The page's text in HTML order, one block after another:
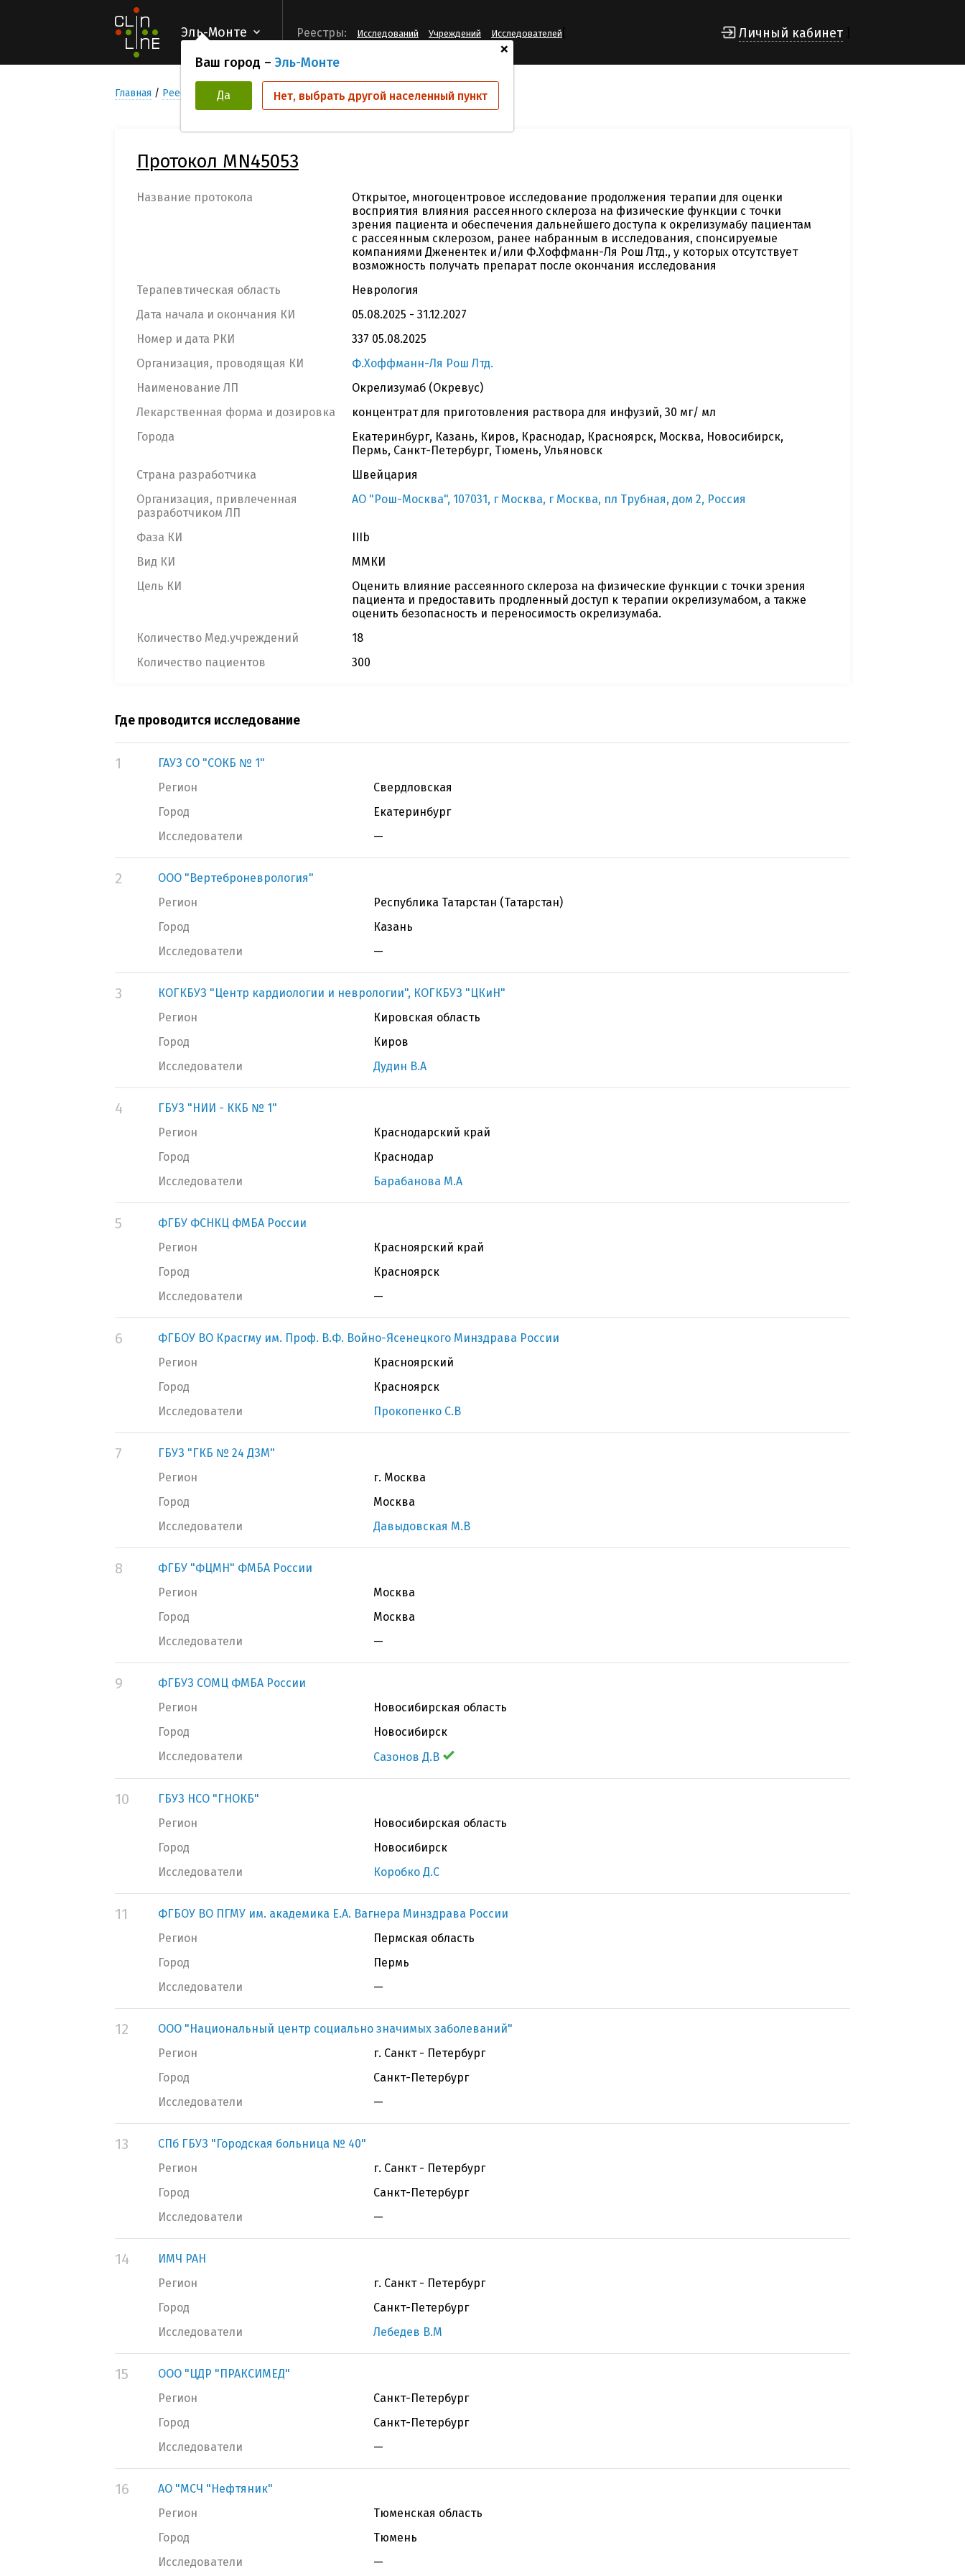
Эль-Монте
+
Ваш город – Эль-Монте
Да Нет, выбрать другой населенный пункт
Реестры: Исследований Учреждений Исследователей Личный кабинет
Главная Реестр Клинических исследований MN45053
Протокол MN45053
Название протокола
Открытое, многоцентровое исследование продолжения терапии для оценки
восприятия влияния рассеянного склероза на физические функции с точки
зрения пациента и обеспечения дальнейшего доступа к окрелизумабу пациентам
с рассеянным склерозом, ранее набранным в исследования, спонсируемые
компаниями Дженентек и/или Ф.Хоффманн-Ля Рош Лтд., у которых отсутствует
возможность получать препарат после окончания исследования
Терапевтическая область
Неврология
Дата начала и окончания КИ
05.08.2025 - 31.12.2027
Номер и дата РКИ
337 05.08.2025
Организация, проводящая КИ
Ф.Хоффманн-Ля Рош Лтд.
Наименование ЛП
Окрелизумаб (Окревус)
Лекарственная форма и дозировка
концентрат для приготовления раствора для инфузий, 30 мг/ мл
Города
Екатеринбург, Казань, Киров, Краснодар, Красноярск, Москва, Новосибирск,
Пермь, Санкт-Петербург, Тюмень, Ульяновск
Страна разработчика
Швейцария
Организация, привлеченная
разработчиком ЛП
АО "Рош-Москва", 107031, г Москва, г Москва, пл Трубная, дом 2, Россия
Фаза КИ
IIIb
Вид КИ
ММКИ
Цель КИ
Оценить влияние рассеянного склероза на физические функции с точки зрения
пациента и предоставить продленный доступ к терапии окрелизумабом, а также
оценить безопасность и переносимость окрелизумаба.
Количество Мед.учреждений
18
Количество пациентов
300
Где проводится исследование
1
ГАУЗ СО "СОКБ № 1"
Регион
Свердловская
Город
Екатеринбург
Исследователи
—
2
ООО "Вертеброневрология"
Регион
Республика Татарстан (Татарстан)
Город
Казань
Исследователи
—
3
КОГКБУЗ "Центр кардиологии и неврологии", КОГКБУЗ "ЦКиН"
Регион
Кировская область
Город
Киров
Исследователи
Дудин В.А
4
ГБУЗ "НИИ - ККБ № 1"
Регион
Краснодарский край
Город
Краснодар
Исследователи
Барабанова М.А
5
ФГБУ ФСНКЦ ФМБА России
Регион
Красноярский край
Город
Красноярск
Исследователи
—
6
ФГБОУ ВО Красгму им. Проф. В.Ф. Войно-Ясенецкого Минздрава России
Регион
Красноярский
Город
Красноярск
Исследователи
Прокопенко С.В
7
ГБУЗ "ГКБ № 24 ДЗМ"
Регион
г. Москва
Город
Москва
Исследователи
Давыдовская М.В
8
ФГБУ "ФЦМН" ФМБА России
Регион
Москва
Город
Москва
Исследователи
—
9
ФГБУЗ СОМЦ ФМБА России
Регион
Новосибирская область
Город
Новосибирск
Исследователи
Сазонов Д.В
10
ГБУЗ НСО "ГНОКБ"
Регион
Новосибирская область
Город
Новосибирск
Исследователи
Коробко Д.С
11
ФГБОУ ВО ПГМУ им. академика Е.А. Вагнера Минздрава России
Регион
Пермская область
Город
Пермь
Исследователи
—
12
ООО "Национальный центр социально значимых заболеваний"
Регион
г. Санкт - Петербург
Город
Санкт-Петербург
Исследователи
—
13
СПб ГБУЗ "Городская больница № 40"
Регион
г. Санкт - Петербург
Город
Санкт-Петербург
Исследователи
—
14
ИМЧ РАН
Регион
г. Санкт - Петербург
Город
Санкт-Петербург
Исследователи
Лебедев В.М
15
ООО "ЦДР "ПРАКСИМЕД"
Регион
Санкт-Петербург
Город
Санкт-Петербург
Исследователи
—
16
АО "МСЧ "Нефтяник"
Регион
Тюменская область
Город
Тюмень
Исследователи
—